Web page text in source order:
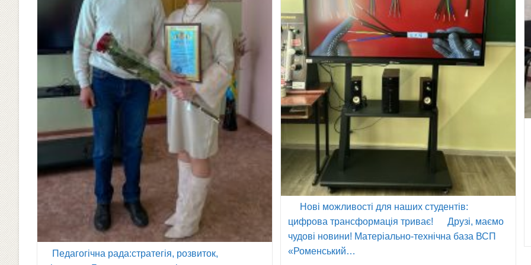
Педагогічна рада:стратегія, розвиток,
Нові можливості для наших студентів:
цифрова трансформація триває! Друзі, маємо
чудові новини! Матеріально-технічна база ВСП
«Роменський…